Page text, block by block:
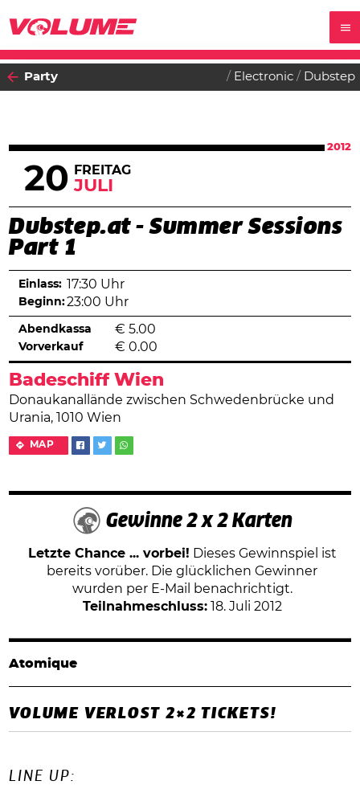
Party Electronic Dubstep
2012
20 FREITAG
JULI
Dubstep.at - Summer Sessions
Part 1
Badeschiff Wien
Donaukanallände zwischen Schwedenbrücke und
Urania, 1010 Wien
MAP
Einlass: 17:30 Uhr
Beginn:23:00 Uhr
Abendkassa € 5.00
Vorverkauf € 0.00
Gewinne 2 x 2 Karten
Letzte Chance ... vorbei! Dieses Gewinnspiel ist
bereits vorüber. Die glücklichen Gewinner
wurden per E-Mail benachrichtigt.
Teilnahmeschluss:18. Juli 2012
Atomique
VOLUME VERLOST 2×2 TICKETS!
LINE UP: